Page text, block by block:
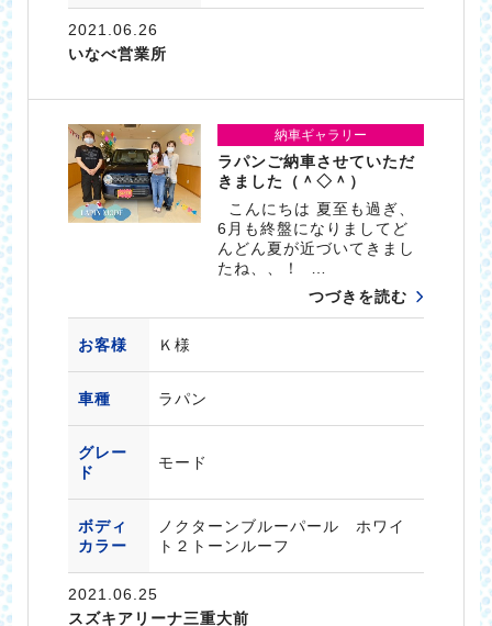
2021.06.26
いなべ営業所
納車ギャラリー
ラパンご納車させていただ
きました（＾◇＾）
こんにちは 夏至も過ぎ、
6月も終盤になりましてど
んどん夏が近づいてきまし
たね、、！ …
つづきを読む
お客様 Ｋ様
車種 ラパン
グレー
ド
モード
ボディ
カラー
ノクターンブルーパール ホワイ
ト２トーンルーフ
2021.06.25
スズキアリーナ三重大前